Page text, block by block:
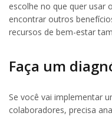
escolhe no que quer usar
encontrar outros
recursos de bem-estar
Faça um
Se você vai implementar
colaboradores, precisa